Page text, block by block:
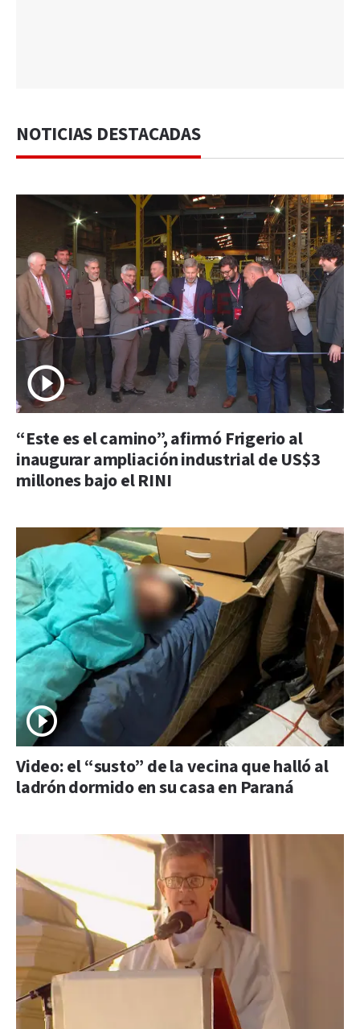
NOTICIAS DESTACADAS
“Este es el camino”, afirmó Frigerio al
inaugurar ampliación industrial de US$3
millones bajo el RINI
Video: el “susto” de la vecina que halló al
ladrón dormido en su casa en Paraná